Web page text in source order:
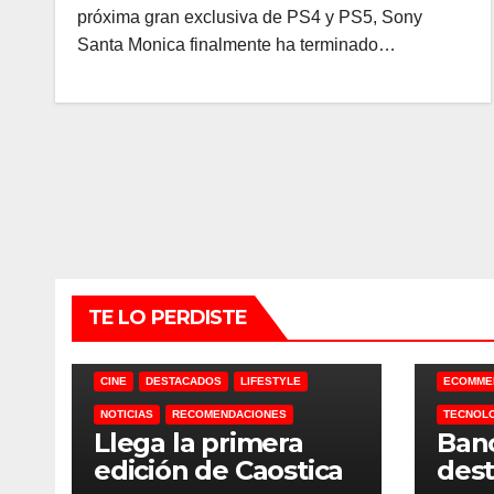
próxima gran exclusiva de PS4 y PS5, Sony
Santa Monica finalmente ha terminado…
TE LO PERDISTE
CINE DESTACADOS LIFESTYLE
NOTICIAS RECOMENDACIONES
Llega la primera
edición de Caostica